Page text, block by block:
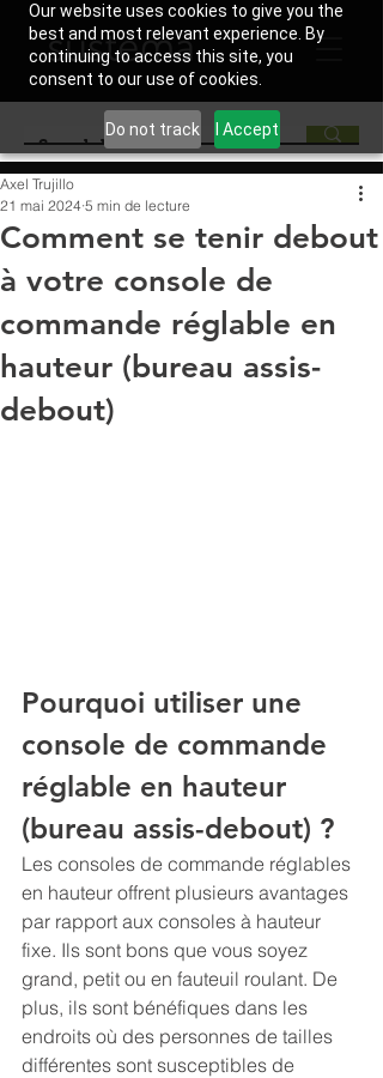
Our website uses cookies to give you the
best and most relevant experience. By
continuing to access this site, you
consent to our use of cookies.
Do not track I Accept
Comment se tenir debout
à votre console de
commande réglable en
hauteur (bureau assis-
debout)
Axel Trujillo
21 mai 2024 5 min de lecture
Pourquoi utiliser une
console de commande
réglable en hauteur
(bureau assis-debout) ?
Les consoles de commande réglables
en hauteur offrent plusieurs avantages
par rapport aux consoles à hauteur
fixe. Ils sont bons que vous soyez
grand, petit ou en fauteuil roulant. De
plus, ils sont bénéfiques dans les
endroits où des personnes de tailles
différentes sont susceptibles de